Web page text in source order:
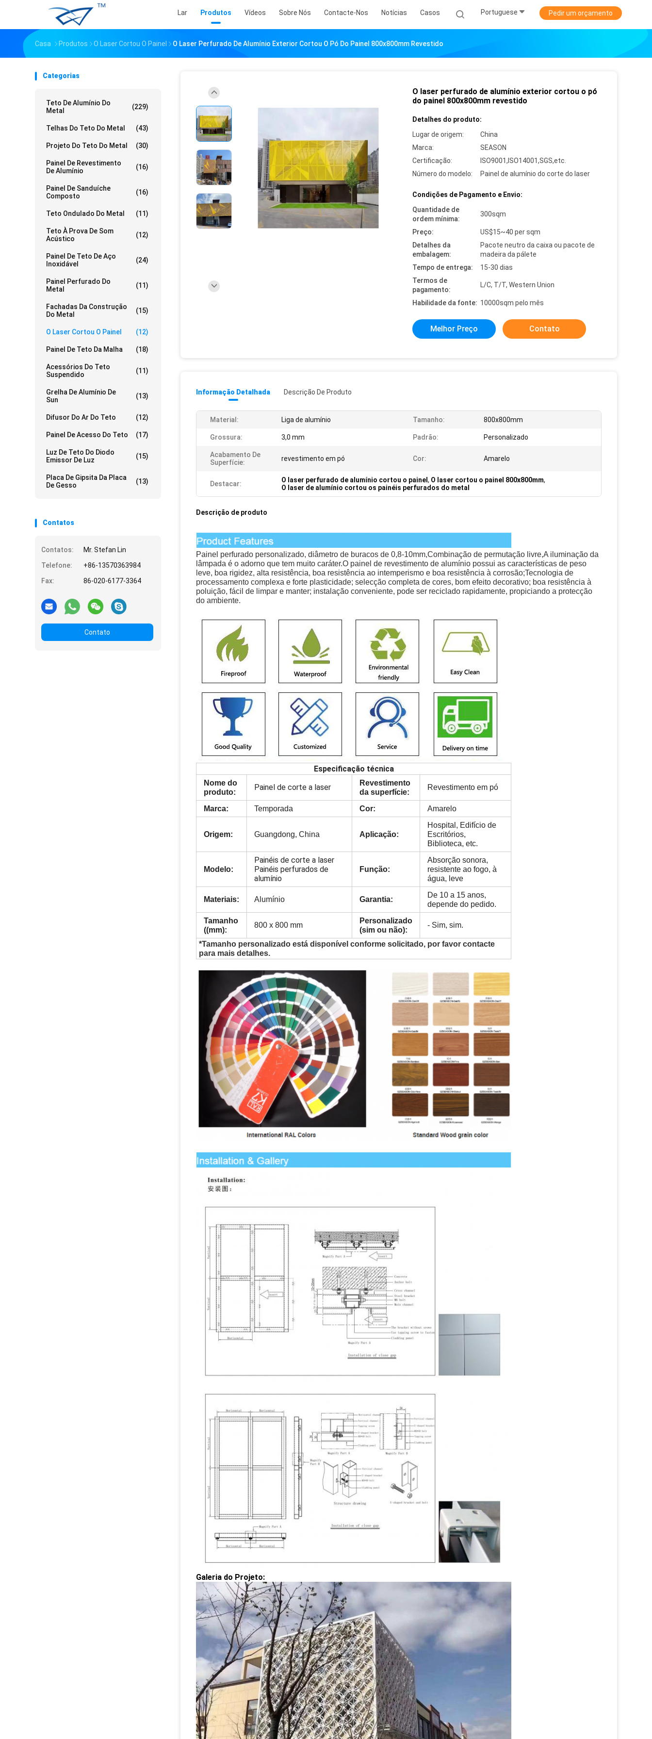
Lar Produtos Vídeos Sobre Nós Contacte-Nos Notícias Casos Portuguese Pedir um orçamento
Casa Produtos O Laser Cortou O Painel O Laser Perfurado De Alumínio Exterior Cortou O Pó Do Painel 800x800mm Revestido
Categorias
Teto De Alumínio Do
Metal
(229)
Telhas Do Teto Do Metal (43)
Projeto Do Teto Do Metal (30)
Painel De Revestimento
De Alumínio
(16)
Painel De Sanduíche
Composto
(16)
Teto Ondulado Do Metal (11)
Teto À Prova De Som
Acústico
(12)
Painel De Teto De Aço
Inoxidável
(24)
Painel Perfurado Do
Metal
(11)
Fachadas Da Construção
Do Metal
(15)
O Laser Cortou O Painel (12)
Painel De Teto Da Malha (18)
Acessórios Do Teto
Suspendido
(11)
Grelha De Alumínio De
Sun
(13)
Difusor Do Ar Do Teto (12)
Painel De Acesso Do Teto (17)
Luz De Teto Do Diodo
Emissor De Luz
(15)
Placa De Gipsita Da Placa
De Gesso
(13)
Contatos
Contatos:
Mr. Stefan Lin
Telefone:
+86-13570363984
Fax:
86-020-6177-3364
Contato
O laser perfurado de alumínio exterior cortou o pó
do painel 800x800mm revestido
Detalhes do produto:
Lugar de origem:
China
Marca:
SEASON
Certificação:
ISO9001,ISO14001,SGS,etc.
Número do modelo:
Painel de alumínio do corte do laser
Condições de Pagamento e Envio:
Quantidade de
ordem mínima:
300sqm
Preço:
US$15~40 per sqm
Detalhes da
embalagem:
Pacote neutro da caixa ou pacote de
madeira da pálete
Tempo de entrega:
15-30 dias
Termos de
pagamento:
L/C, T/T, Western Union
Habilidade da fonte: 10000sqm pelo mês
Melhor Preço Contato
Informação Detalhada Descrição De Produto
Material: Liga de alumínio Tamanho: 800x800mm
Grossura: 3,0 mm Padrão: Personalizado
Acabamento De
Superfície:
revestimento em pó Cor: Amarelo
Destacar: O laser perfurado de alumínio cortou o painel , O laser cortou o painel 800x800mm,
O laser de alumínio cortou os painéis perfurados do metal
Descrição de produto
Painel perfurado personalizado, diâmetro de buracos de 0,8-10mm,Combinação de permutação livre,A iluminação da
lâmpada é o adorno que tem muito caráter.O painel de revestimento de alumínio possui as características de peso
leve, boa rigidez, alta resistência, boa resistência ao intemperismo e boa resistência à corrosão;Tecnologia de
processamento complexa e forte plasticidade; selecção completa de cores, bom efeito decorativo; boa resistência à
poluição, fácil de limpar e manter; instalação conveniente, pode ser reciclado rapidamente, propiciando a protecção
do ambiente.
Especificação técnica
Nome do
produto:
Painel de corte a laser
Revestimento
da superfície:
Revestimento em pó
Marca: Temporada Cor: Amarelo
Origem: Guangdong, China Aplicação:
Hospital, Edifício de
Escritórios,
Biblioteca, etc.
Modelo:
Painéis de corte a laser
Painéis perfurados de
alumínio
Função:
Absorção sonora,
resistente ao fogo, à
água, leve
Materiais: Alumínio Garantia:
De 10 a 15 anos,
depende do pedido.
Tamanho
((mm):
800 x 800 mm
Personalizado
(sim ou não):
- Sim, sim.
*Tamanho personalizado está disponível conforme solicitado, por favor contacte
para mais detalhes.
Galeria do Projeto: